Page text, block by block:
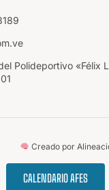
Polideportivo «Félix
Creado por
CALENDARIO AFES